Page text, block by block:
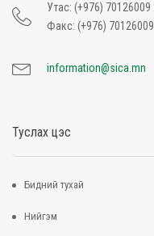
Утас: (+976) 70126009
Факс: (+976) 70126009
information@sica.mn
Туслах цэс
Бидний тухай
Нийгэм